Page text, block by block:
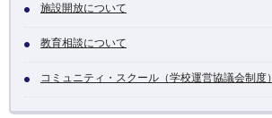
施設開放について
教育相談について
コミュニティ・スクール（学校運営協議会制度）